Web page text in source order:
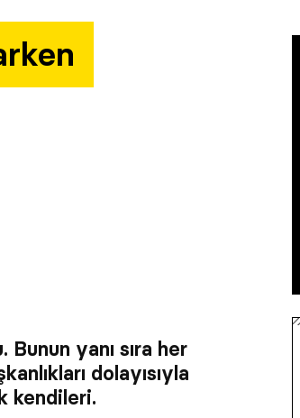
yanı sıra her
dolayısıyla
kendileri.